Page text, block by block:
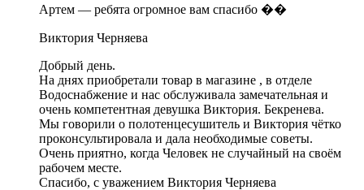
Артем — ребята огромное вам спасибо ��
Виктория Черняева
Добрый день.
На днях приобретали товар в магазине , в отделе
Водоснабжение и нас обслуживала замечательная и
очень компетентная девушка Виктория. Бекренева.
Мы говорили о полотенцесушитель и Виктория чётко
проконсультировала и дала необходимые советы.
Очень приятно, когда Человек не случайный на своём
рабочем месте.
Спасибо, с уважением Виктория Черняева